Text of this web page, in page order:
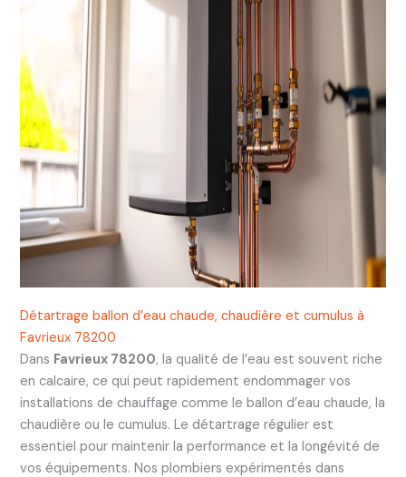
Détartrage ballon d’eau chaude, chaudière et cumulus à
Favrieux 78200
Dans Favrieux 78200, la qualité de l’eau est souvent riche
en calcaire, ce qui peut rapidement endommager vos
installations de chauffage comme le ballon d’eau chaude, la
chaudière ou le cumulus. Le détartrage régulier est
essentiel pour maintenir la performance et la longévité de
vos équipements. Nos plombiers expérimentés dans